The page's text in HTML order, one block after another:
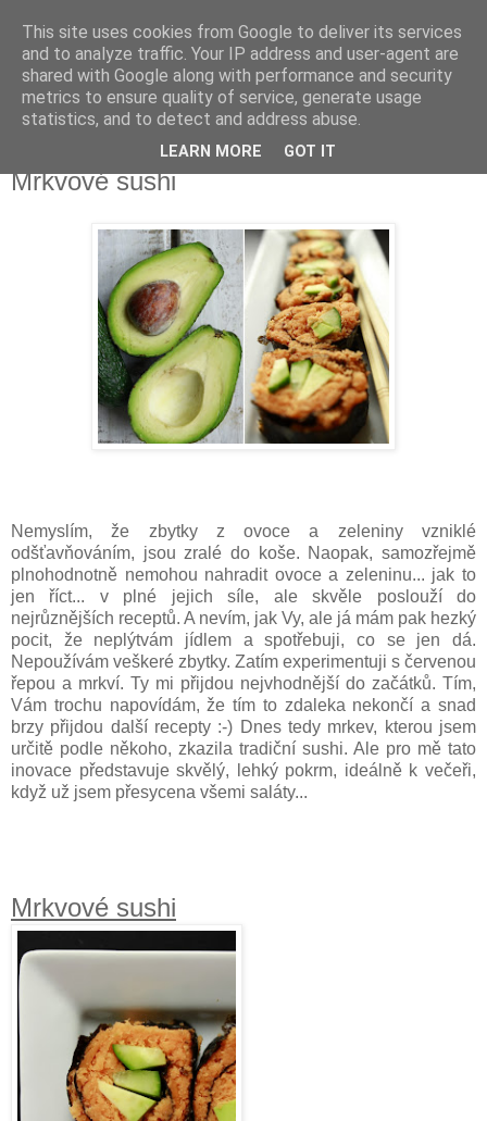
Delicious blog
Lucie
čtvrtek 4. června 2015
Mrkvové sushi
Nemyslím, že zbytky z ovoce a zeleniny vzniklé
odšťavňováním, jsou zralé do koše. Naopak, samozřejmě
plnohodnotně nemohou nahradit ovoce a zeleninu... jak to
jen říct... v plné jejich síle, ale skvěle poslouží do
nejrůznějších receptů. A nevím, jak Vy, ale já mám pak hezký
pocit, že neplýtvám jídlem a spotřebuji, co se jen dá.
Nepoužívám veškeré zbytky. Zatím experimentuji s červenou
řepou a mrkví. Ty mi přijdou nejvhodnější do začátků. Tím,
Vám trochu napovídám, že tím to zdaleka nekončí a snad
brzy přijdou další recepty :-) Dnes tedy mrkev, kterou jsem
určitě podle někoho, zkazila tradiční sushi. Ale pro mě tato
inovace představuje skvělý, lehký pokrm, ideálně k večeři,
když už jsem přesycena všemi saláty...
Mrkvové sushi
This site uses cookies from Google to deliver its services
and to analyze traffic. Your IP address and user-agent are
shared with Google along with performance and security
metrics to ensure quality of service, generate usage
statistics, and to detect and address abuse.
LEARN MORE GOT IT